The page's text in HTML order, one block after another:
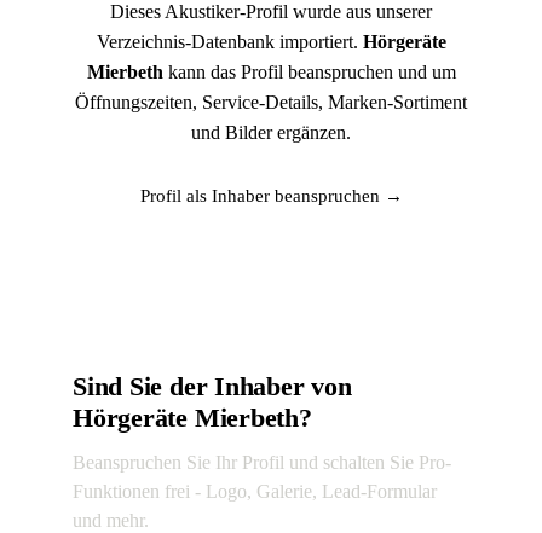
Dieses Akustiker-Profil wurde aus unserer
Verzeichnis-Datenbank importiert. Hörgeräte
Mierbeth kann das Profil beanspruchen und um
Öffnungszeiten, Service-Details, Marken-Sortiment
und Bilder ergänzen.
Profil als Inhaber beanspruchen →
Sind Sie der Inhaber von
Hörgeräte Mierbeth?
Beanspruchen Sie Ihr Profil und schalten Sie Pro-
Funktionen frei - Logo, Galerie, Lead-Formular
und mehr.